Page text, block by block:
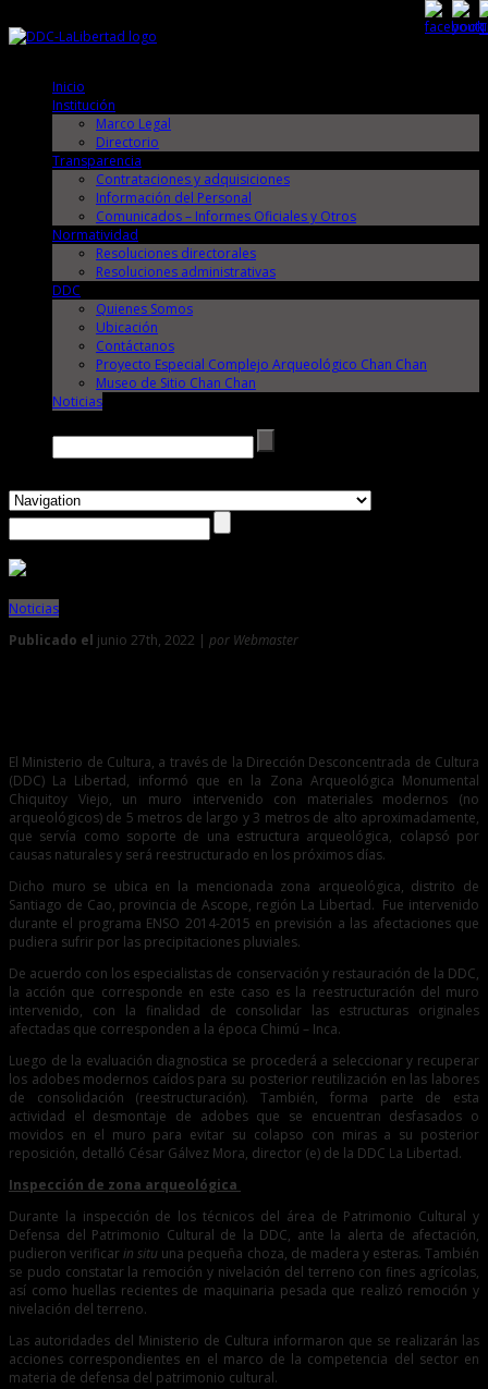
Inicio
Institución
Marco Legal
Directorio
Transparencia
Contrataciones y adquisiciones
Información del Personal
Comunicados – Informes Oficiales y Otros
Normatividad
Resoluciones directorales
Resoluciones administrativas
DDC
Quienes Somos
Ubicación
Contáctanos
Proyecto Especial Complejo Arqueológico Chan Chan
Museo de Sitio Chan Chan
Noticias
Noticias
Publicado el junio 27th, 2022 | por Webmaster
El Ministerio de Cultura, a través de la Dirección Desconcentrada de Cultura
(DDC) La Libertad, informó que en la Zona Arqueológica Monumental
Chiquitoy Viejo, un muro intervenido con materiales modernos (no
arqueológicos) de 5 metros de largo y 3 metros de alto aproximadamente,
que servía como soporte de una estructura arqueológica, colapsó por
causas naturales y será reestructurado en los próximos días.
Dicho muro se ubica en la mencionada zona arqueológica, distrito de
Santiago de Cao, provincia de Ascope, región La Libertad. Fue intervenido
durante el programa ENSO 2014-2015 en previsión a las afectaciones que
pudiera sufrir por las precipitaciones pluviales.
De acuerdo con los especialistas de conservación y restauración de la DDC,
la acción que corresponde en este caso es la reestructuración del muro
intervenido, con la finalidad de consolidar las estructuras originales
afectadas que corresponden a la época Chimú – Inca.
Luego de la evaluación diagnostica se procederá a seleccionar y recuperar
los adobes modernos caídos para su posterior reutilización en las labores
de consolidación (reestructuración). También, forma parte de esta
actividad el desmontaje de adobes que se encuentran desfasados o
movidos en el muro para evitar su colapso con miras a su posterior
reposición, detalló César Gálvez Mora, director (e) de la DDC La Libertad.
Inspección de zona arqueológica
Durante la inspección de los técnicos del área de Patrimonio Cultural y
Defensa del Patrimonio Cultural de la DDC, ante la alerta de afectación,
pudieron verificarin situ una pequeña choza, de madera y esteras. También
se pudo constatar la remoción y nivelación del terreno con fines agrícolas,
así como huellas recientes de maquinaria pesada que realizó remoción y
nivelación del terreno.
Las autoridades del Ministerio de Cultura informaron que se realizarán las
acciones correspondientes en el marco de la competencia del sector en
materia de defensa del patrimonio cultural.